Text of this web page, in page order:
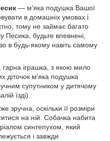
— м'яка подушка Вашої
в домашніх умовах і
тому не займає багато
Песика, будьте впевнені,
в будь-якому навіть самому
іграшка, з якою мило
діточок м'яка подушка
супутником у дитячому
їзді).
зручна, оскільки її розміри
на ній. Собачка набита
синтепухом, який
і завжди